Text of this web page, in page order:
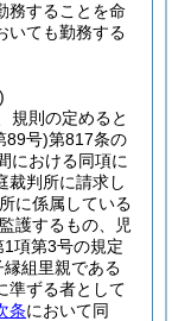
務することを命
いても勤務する
規則の定めると
89号)第817条の
における同項に
裁判所に請求し
に係属している
護するもの、児
項第3号の規定
組里親である
準ずる者として
条において同